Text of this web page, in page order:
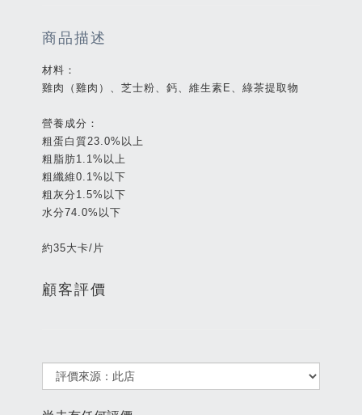
商品描述
材料：
雞肉（雞肉）、芝士粉、鈣、維生素E、綠茶提取物
營養成分：
粗蛋白質23.0%以上
粗脂肪1.1%以上
粗纖維0.1%以下
粗灰分1.5%以下
水分74.0%以下
約35大卡/片
顧客評價